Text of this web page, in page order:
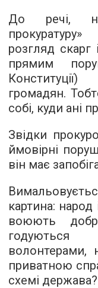
До речі,
розгляд
прямим
громадян.
собі, куди ані
Звідки
ймовірні
він має
картина: народ
воюють
волонтерами,
приватною
схемі держава?